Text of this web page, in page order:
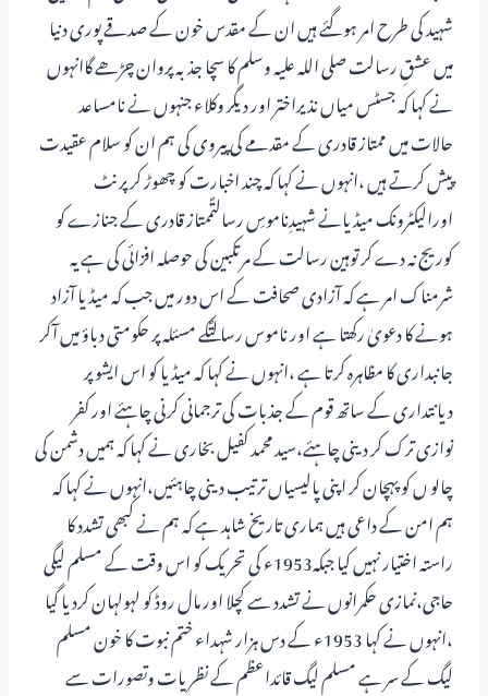
شہید کی طرح امر ہوگئے ہیں ان کے مقدس خون کے صدقے پوری دنیا
میں عشقِ رسالت صلی اللہ علیہ وسلم کا سچا جذبہ پروان چڑھے گاانہوں
نے کہا کہ جسٹس میاں نذیراختر اور دیگر وکلاء جنہوں نے نامساعد
حالات میں ممتاز قادری کے مقدمے کی پیروی کی ہم ان کو سلام عقیدت
پیش کرتے ہیں ،انہوں نے کہا کہ چند اخبارت کو چھوڑ کر پرنٹ
اورالیکٹرونک میڈیانے شہیدِناموسِ رسالتؐممتاز قادری کے جنازے کو
کوریج نہ دے کر توہین رسالت کے مرتکبین کی حوصلہ افزائی کی ہے یہ
شرمناک امر ہے کہ آزادی صحافت کے اس دور میں جب کہ میڈیا آزاد
ہونے کا دعویٰ رکھتا ہے اور ناموس رسالتؐکے مسئلہ پر حکومتی دباؤ میں آکر
جانبداری کا مظاہرہ کرتا ہے ،انہوں نے کہا کہ میڈیا کو اس ایشو پر
دیانتداری کے ساتھ قوم کے جذبات کی ترجمانی کرنی چاہئے اور کفر
نوازی ترک کر دینی چاہئے،سید محمد کفیل بخاری نے کہا کہ ہمیں دشمن کی
چالو ں کو پہچان کر اپنی پالیسیاں ترتیب دینی چاہئیں،انہوں نے کہا کہ
ہم امن کے داعی ہیں ہماری تاریخ شاہد ہے کہ ہم نے کبھی تشدد کا
راستہ اختیار نہیں کیا جبکہ1953ء کی تحریک کو اس وقت کے مسلم لیگی
حاجی،نمازی حکمرانوں نے تشدد سے کچلا اور مال روڈ کو لہولہان کردیا گیا
،انہوں نے کہا 1953ء کے دس ہزار شہداء ختم نبوت کا خون مسلم
لیگ کے سر ہے مسلم لیگ قائداعظم کے نظریات وتصورات سے